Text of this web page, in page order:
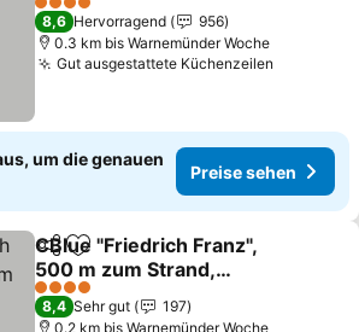
4 Sterne
8,6 Hervorragend
956
0.3 km bis Warnemünder Woche
Gut ausgestattete Küchenzeilen
um die genauen
Preise sehen
TeilenZu Favoriten hinzufügen
CBlue "Friedrich Franz",
500 m zum Strand,
zentral
4 Sterne
8,4 Sehr gut
197
0.2 km bis Warnemünder Woche